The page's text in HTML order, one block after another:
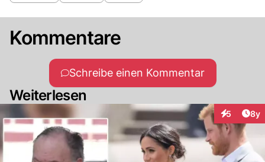
Kommentare
Schreibe einen Kommentar
Weiterlesen
5 8y